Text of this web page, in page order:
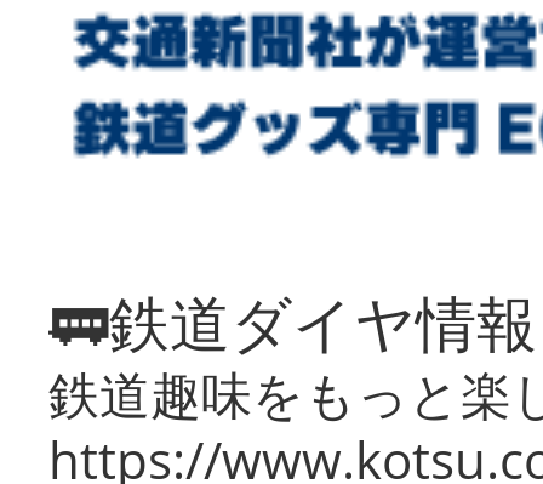
🚃鉄道ダイヤ情
鉄道趣味をもっと楽
https://